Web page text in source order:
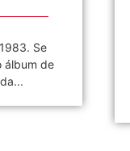
Se
álbum de